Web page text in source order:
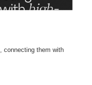
connecting them with